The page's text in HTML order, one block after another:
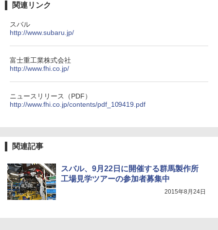
関連リンク
スバル
http://www.subaru.jp/
富士重工業株式会社
http://www.fhi.co.jp/
ニュースリリース（PDF）
http://www.fhi.co.jp/contents/pdf_109419.pdf
関連記事
スバル、9月22日に開催する群馬製作所
工場見学ツアーの参加者募集中
2015年8月24日